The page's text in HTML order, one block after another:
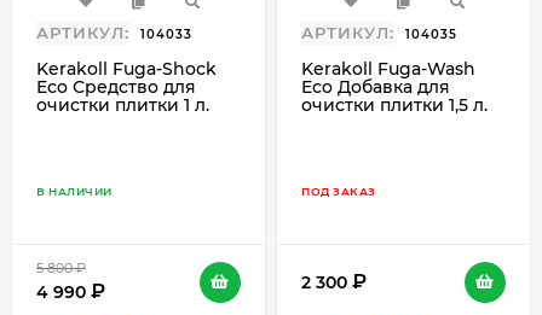
АРТИКУЛ: 104033
Kerakoll Fuga-Shock
Eco Средство для
очистки плитки 1 л.
В НАЛИЧИИ
5 800
4 990
АРТИКУЛ: 104035
Kerakoll Fuga-Wash
Eco Добавка для
очистки плитки 1,5 л.
ПОД ЗАКАЗ
2 300